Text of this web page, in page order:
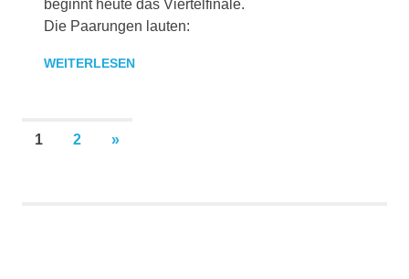
beginnt heute das Viertelfinale.
Die Paarungen lauten:
WEITERLESEN
Seitennummerierung
1 2
NÄCHSTE
»